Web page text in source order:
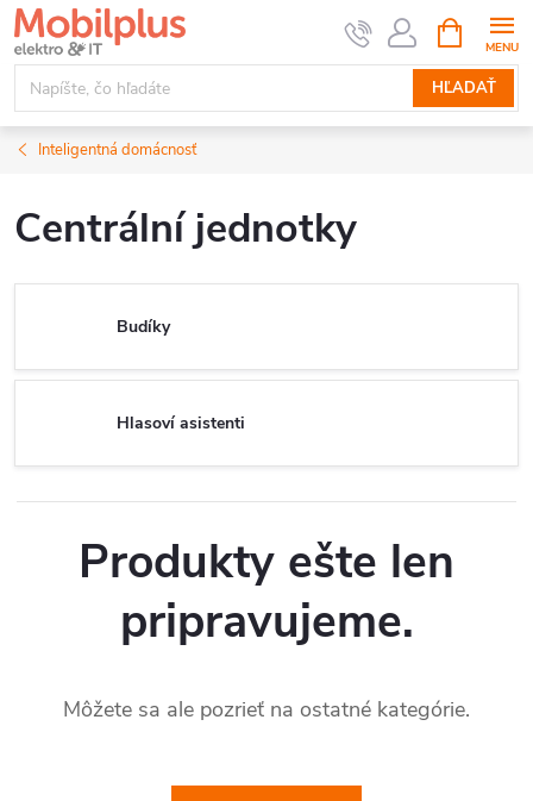
Prejsť
na
obsah
HĽADAŤ
KOŠÍK
Inteligentná domácnosť
Centrální jednotky
Budíky
Hlasoví asistenti
Produkty ešte len
pripravujeme.
Môžete sa ale pozrieť na ostatné kategórie.